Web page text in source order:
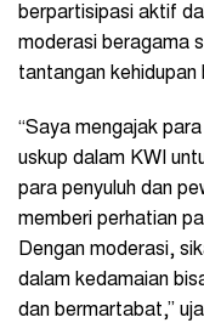
berpartisipasi aktif
moderasi beragama
tantangan
“Saya mengajak
uskup dalam KWI
para penyuluh dan
memberi perhatian
Dengan moderasi,
dalam kedamaian
dan bermartabat,”